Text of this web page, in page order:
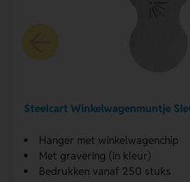
Steelcart Winkelwagenmuntje
Hanger met winkelwagenchip
Met gravering (in kleur)
Bedrukken vanaf 250 stuks